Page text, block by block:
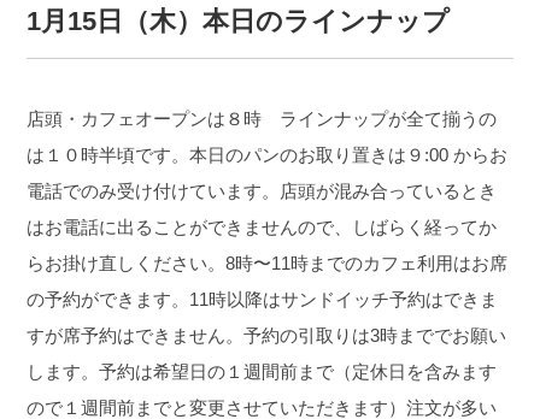
1月15日（木）本日のラインナップ
店頭・カフェオープンは８時 ラインナップが全て揃うの
は１０時半頃です。本日のパンのお取り置きは９:00 からお
電話でのみ受け付けています。店頭が混み合っているとき
はお電話に出ることができませんので、しばらく経ってか
らお掛け直しください。8時〜11時までのカフェ利用はお席
の予約ができます。11時以降はサンドイッチ予約はできま
すが席予約はできません。予約の引取りは3時まででお願い
します。予約は希望日の１週間前まで（定休日を含みます
ので１週間前までと変更させていただきます）注文が多い